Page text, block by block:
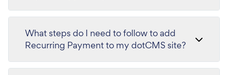
What steps do I need to follow to add
Recurring Payment to my dotCMS site?